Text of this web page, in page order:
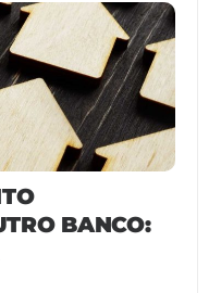
BANCO: